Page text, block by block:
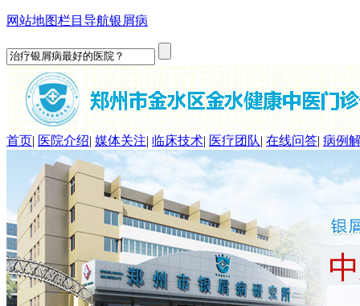
网站地图栏目导航银屑病
首页| 医院介绍| 媒体关注| 临床技术| 医疗团队| 在线问答| 病例